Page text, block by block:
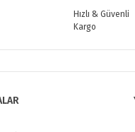
Hızlı & Güvenli
Kargo